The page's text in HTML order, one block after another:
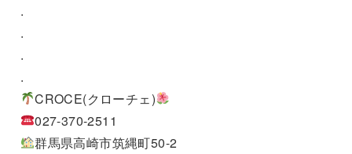
.
.
.
.
CROCE(クローチェ)
027-370-2511
群馬県高崎市筑縄町50-2